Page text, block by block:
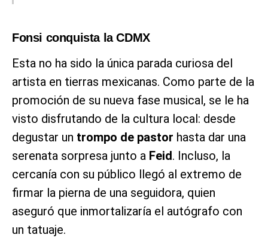
Fonsi conquista la CDMX
Esta no ha sido la única parada curiosa del
artista en tierras mexicanas. Como parte de la
promoción de su nueva fase musical, se le ha
visto disfrutando de la cultura local: desde
degustar un trompo de pastor hasta dar una
serenata sorpresa junto a Feid. Incluso, la
cercanía con su público llegó al extremo de
firmar la pierna de una seguidora, quien
aseguró que inmortalizaría el autógrafo con
un tatuaje.